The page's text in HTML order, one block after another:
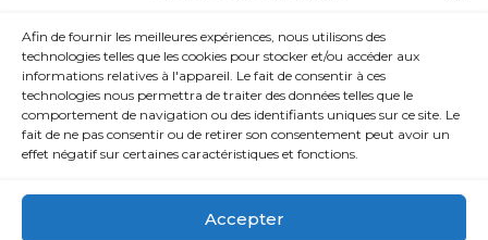
Afin de fournir les meilleures expériences, nous utilisons des
technologies telles que les cookies pour stocker et/ou accéder aux
informations relatives à l'appareil. Le fait de consentir à ces
technologies nous permettra de traiter des données telles que le
comportement de navigation ou des identifiants uniques sur ce site. Le
fait de ne pas consentir ou de retirer son consentement peut avoir un
effet négatif sur certaines caractéristiques et fonctions.
Accepter
Contact
 450 654-3342
 info@charlesrajotte.com
765, rue Notre-Dame